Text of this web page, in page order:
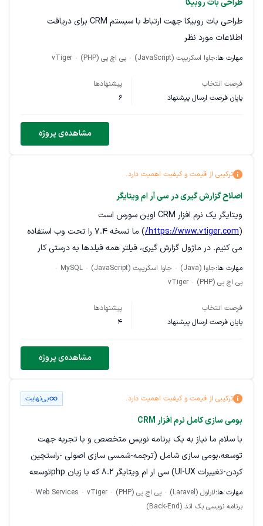
طراحی بات روبیکا
طراحی بات روبیکا جهت ارتباط با سیستم CRM برای دریافت
اطلاعات مورد نظر
مهارت ها:جاوا اسکریپت (JavaScript) پی اچ پی (PHP) vTiger
فرصت انتخاب
پایان فرصت ارسال پیشنهاد
پیشنهادها
6
مشاهده‌ی پروژه
ترکیبی از قیمت و کیفیت اهمیت دارد.
اصلاح گزارش گیری در سی آر ام ویتایگر
ویتایگر یک نرم افزار CRM اوپن سورس است
(
https://www.vtiger.com/
) ما نسخه 7.4 را تحت وب استفاده
می کنیم. در ماژول گزارش گیری، فیلتر همه فیلدها به درستی کار
ماژول فرصت فروش، بخواهیم گزارش از فرصتهایی تهیه کنیم که
و به دیتابیس MySQL متصل است.
مهارت ها:جاوا (Java) جاوا اسکریپت (JavaScript)
MySQL
پی اچ پی (PHP)
vTiger
فرصت انتخاب
پایان فرصت ارسال پیشنهاد
پیشنهادها
4
مشاهده‌ی پروژه
ترکیبی از قیمت و کیفیت اهمیت دارد. بی‌نهایت
بومی سازی کامل نرم افزار CRM
با سلام ما نیاز به یک برنامه نویس متخصص و با تجربه جهت
توسعه،بومی سازی شامل (ترجمه-شمسی سازی اصولی -راستچین
کردن-تغییرات UI-UX) سی ار ام ویتایگر 8.2 که با زبان phpتوسعه
داده شده است داریم. چند تا نکته حائز اهمیت است 1- کلیه حق
امتیاز و مالکیت کامل سورس بصورت کامل و اختصاصی برای ما می
مهارت ها:لاراول (Laravel) پی اچ پی (PHP) vTiger
Web Services
برنامه نویسی بک اند (Back-End)